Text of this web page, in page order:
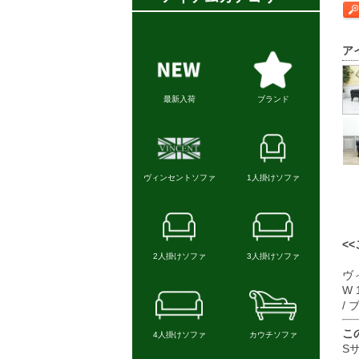
ア
<<
ヴ
W
/
こ
S